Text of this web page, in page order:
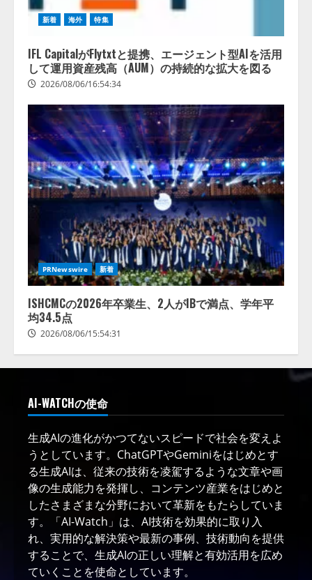
新着 海外 特集
IFL CapitalがFlytxtと提携、エージェント型AIを活用
して運用資産残高（AUM）の持続的な拡大を図る
2026/08/06/16:54:34
PRNewswire 新着
ISHCMCの2026年卒業生、2人がIBで満点、学年平
均34.5点
2026/08/06/15:54:31
AI-WATCHの使命
生成AIの進化がかつてないスピードで社会を変えよ
うとしています。ChatGPTやGeminiをはじめとす
る生成AIは、従来の技術を凌駕するような文章や画
像の生成能力を発揮し、コンテンツ産業をはじめと
したさまざまな分野において革新をもたらしていま
す。「AI-Watch」は、AI技術を効果的に取り入
れ、実用的な解決策や最新の事例、技術動向を提供
することで、生成AIの正しい理解と有効活用を広め
ていくことを使命としています。